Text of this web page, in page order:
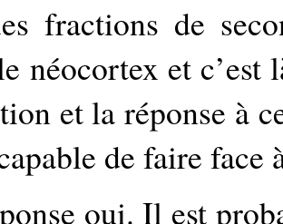
fractions de
néocortex et
et la réponse à
de faire face
oui. Il est